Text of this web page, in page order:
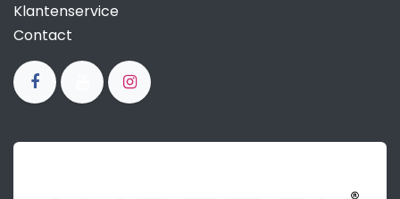
Klantenservice
Contact